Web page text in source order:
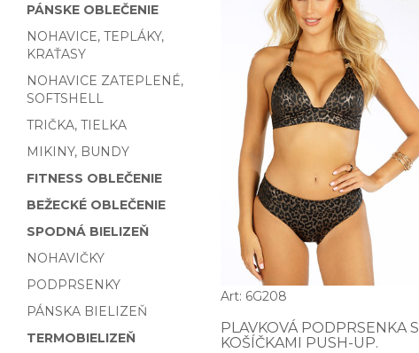
PÁNSKE OBLEČENIE
NOHAVICE, TEPLÁKY,
KRAŤASY
NOHAVICE ZATEPLENÉ,
SOFTSHELL
TRIČKA, TIELKA
MIKINY, BUNDY
FITNESS OBLEČENIE
BEŽECKÉ OBLEČENIE
SPODNÁ BIELIZEŇ
NOHAVIČKY
PODPRSENKY
PÁNSKA BIELIZEŇ
TERMOBIELIZEŇ
Art: 6G208
PLAVKOVÁ PODPRSENKA S
KOŠÍČKAMI PUSH-UP.